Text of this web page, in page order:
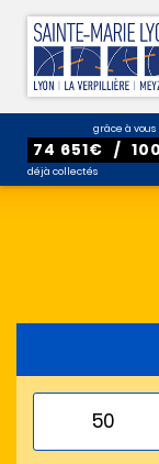
grâce à vous
74 651€ /
déjà collectés
50